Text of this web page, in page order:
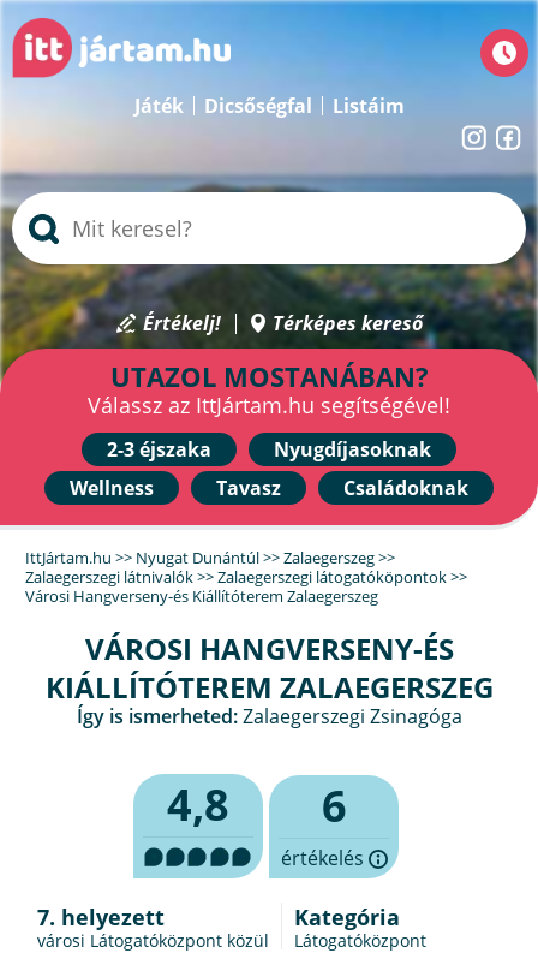
Játék Dicsőségfal Listáim
Értékelj! Térképes kereső
UTAZOL MOSTANÁBAN?
Válassz az IttJártam.hu segítségével!
2-3 éjszaka
Nyugdíjasoknak
Wellness
Tavasz Családoknak
IttJártam.hu >> Nyugat Dunántúl>>Zalaegerszeg>>
Zalaegerszegi látnivalók>>Zalaegerszegi látogatóköpontok>>
Városi Hangverseny-és Kiállítóterem Zalaegerszeg
VÁROSI HANGVERSENY-ÉS
KIÁLLÍTÓTEREM ZALAEGERSZEG
Így is ismerheted: Zalaegerszegi Zsinagóga
4,8 6
értékelés
7. helyezett
városi Látogatóközpont közül
Kategória
Látogatóközpont